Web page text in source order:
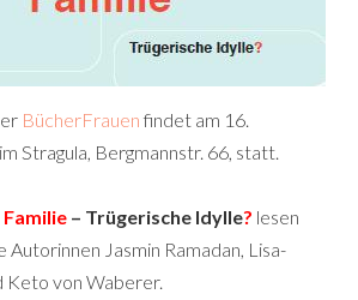
BücherFrauen findet am 16.
Stragula, Bergmannstr. 66, statt.
Familie – Trügerische Idylle? lesen
Autorinnen Jasmin Ramadan, Lisa-
Keto von Waberer.